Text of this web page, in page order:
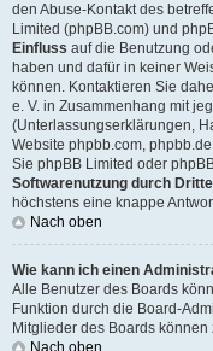
den Abuse-Kontakt des
Limited (phpBB.com) und
Einfluss auf die Benutzung
haben und dafür in keiner
können. Kontaktieren Sie
e. V. in Zusammenhang mit
(Unterlassungserklärungen,
Website phpbb.com,
Sie phpBB Limited oder
Softwarenutzung durch Dritte
höchstens eine knappe
Nach oben
Wie kann ich einen
Alle Benutzer des Boards
Funktion durch die Board-
Mitglieder des Boards können
Nach oben